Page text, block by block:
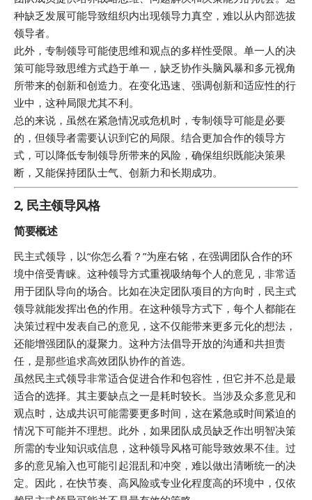
种缺乏发展可能导致组织内出现领导力真空，难以从内部选拔
领导者。
此外，专制领导可能使思维和观点的多样性受限。单一人的决
策可能导致思维方式趋于单一，缺乏协作头脑风暴和多元视角
所带来的创新和创造力。在变化迅速、强调创新和适应性的行
业中，这种局限尤其不利。
总的来说，虽然在紧急情况或危机时，专制领导可能是必要
的，但领导者需要认识到它的局限。结合更加合作的领导方
式，可以降低专制领导所带来的风险，确保组织既能决策果
断，又能保持团队士气、创新力和长期成功。
2, 民主领导风格
简要概述
民主式领导，以“你怎么看？”为座右铭，在强调团队合作的环
境中倍受青睐。这种领导方式重视吸纳每个人的意见，非常适
用于团队导向的场合。比如在决定团队项目的方向时，民主式
领导就能发挥出色的作用。在这种领导方式下，每个人都能在
决策过程中发表自己的意见，这不仅能带来更多元化的想法，
还能增强团队的凝聚力。这种方法倡导开放的沟通和共担责
任，是那些追求高效团队协作的首选。
虽然民主式领导非常适合促进合作和包容性，但它并不总是最
适合的选择。其主要缺点之一是耗时较长。当涉及众多意见和
观点时，达成共识可能需要更多时间，这在紧急或时间紧迫的
情况下可能并不理想。此外，如果团队成员缺乏作出明智决策
所需的专业知识或信息，这种领导风格可能导致效果不佳。过
多的意见输入也可能引起混乱和冲突，难以做出清晰统一的决
定。因此，在快节奏、高风险或专业化程度高的环境中，仅依